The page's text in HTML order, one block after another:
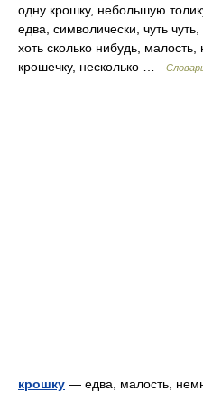
одну крошку, небольшую
едва, символически, чуть чуть,
хоть сколько нибудь, малость,
крошечку, несколько …
крошку — едва, малость,